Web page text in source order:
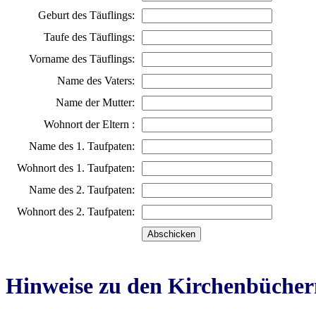
Geburt des Täuflings:
Taufe des Täuflings:
Vorname des Täuflings:
Name des Vaters:
Name der Mutter:
Wohnort der Eltern :
Name des 1. Taufpaten:
Wohnort des 1. Taufpaten:
Name des 2. Taufpaten:
Wohnort des 2. Taufpaten:
Hinweise zu den